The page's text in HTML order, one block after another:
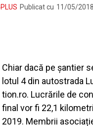
Publicat cu 11/05/2018
Chiar dacă pe șantier
lotul 4 din autostrada
tion.ro. Lucrările de
final vor fi 22,1
2019. Membrii